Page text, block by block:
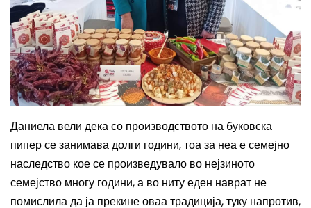
Даниела вели дека со производството на буковска
пипер се занимава долги години, тоа за неа е семејно
наследство кое се произведувало во нејзиното
семејство многу години, а во ниту еден наврат не
помислила да ја прекине оваа традиција, туку напротив,